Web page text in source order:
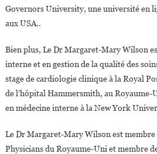
Governors University, une université en
aux USA..
Bien plus, Le Dr Margaret-Mary Wilson
interne et en gestion de la qualité des
stage de cardiologie clinique à la Royal
de l’hôpital Hammersmith, au Royaume-
en médecine interne à la New York
Le Dr Margaret-Mary Wilson est membre
Physicians du Royaume-Uni et membre